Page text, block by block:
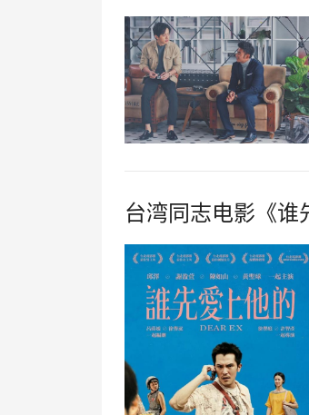
台湾同志电影《谁